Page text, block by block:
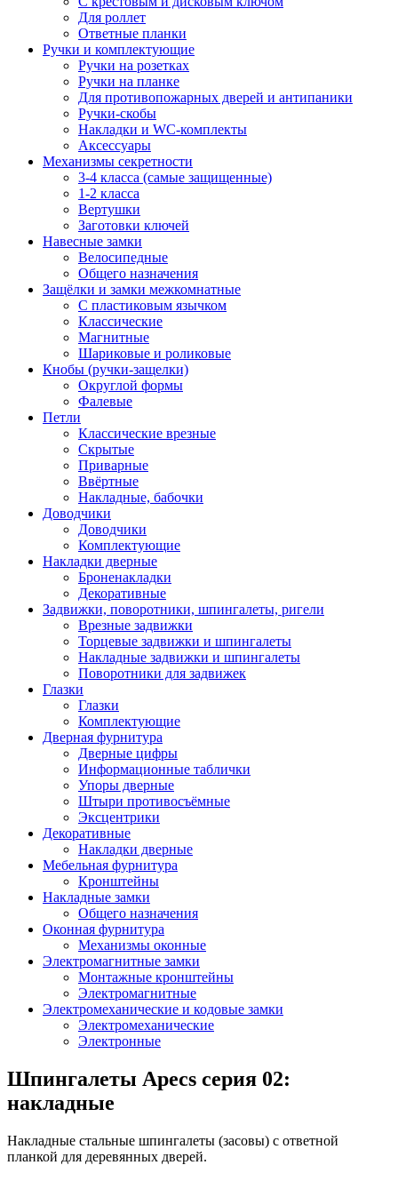
Для роллет
Ответные планки
Ручки и комплектующие
Ручки на розетках
Ручки на планке
Для противопожарных дверей и антипаники
Ручки-скобы
Накладки и WC-комплекты
Аксессуары
Механизмы секретности
3-4 класса (самые защищенные)
1-2 класса
Вертушки
Заготовки ключей
Навесные замки
Велосипедные
Общего назначения
Защёлки и замки межкомнатные
С пластиковым язычком
Классические
Магнитные
Шариковые и роликовые
Кнобы (ручки-защелки)
Округлой формы
Фалевые
Петли
Классические врезные
Скрытые
Приварные
Ввёртные
Накладные, бабочки
Доводчики
Доводчики
Комплектующие
Накладки дверные
Броненакладки
Декоративные
Задвижки, поворотники, шпингалеты, ригели
Врезные задвижки
Торцевые задвижки и шпингалеты
Накладные задвижки и шпингалеты
Поворотники для задвижек
Глазки
Глазки
Комплектующие
Дверная фурнитура
Дверные цифры
Информационные таблички
Упоры дверные
Штыри противосъёмные
Эксцентрики
Декоративные
Накладки дверные
Мебельная фурнитура
Кронштейны
Накладные замки
Общего назначения
Оконная фурнитура
Механизмы оконные
Электромагнитные замки
Монтажные кронштейны
Электромагнитные
Электромеханические и кодовые замки
Электромеханические
Электронные
Шпингалеты Apecs серия 02:
накладные
Накладные стальные шпингалеты (засовы) c ответной
планкой для деревянных дверей.